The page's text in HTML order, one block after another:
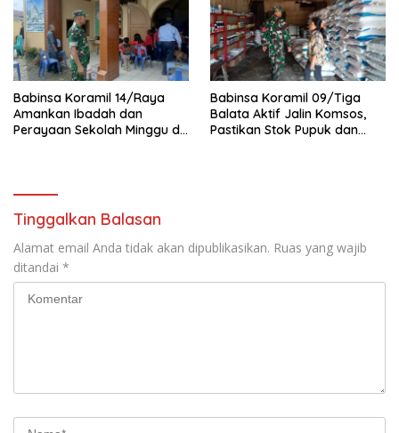
Babinsa Koramil 14/Raya
Amankan Ibadah dan
Perayaan Sekolah Minggu di
Babinsa Koramil 09/Tiga
Balata Aktif Jalin Komsos,
Pastikan Stok Pupuk dan
Tinggalkan Balasan
Alamat email Anda tidak akan dipublikasikan. Ruas yang wajib
ditandai *